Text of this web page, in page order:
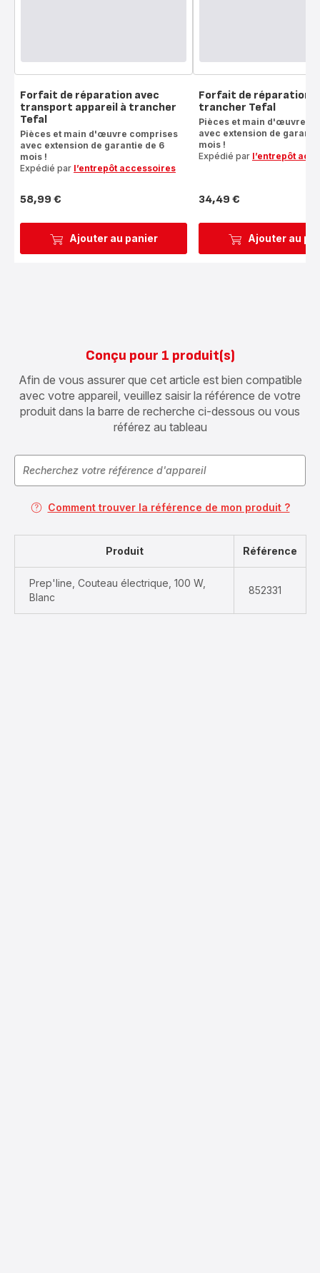
Ajouter au panier
Forfait de réparation avec
transport appareil à trancher
Tefal
Pièces et main d'œuvre comprises
avec extension de garantie de 6
mois !
Expédié par l’entrepôt accessoires
Prix
58,99 €
Ajouter au
Forfait de réparation
trancher Tefal
Pièces et main d'œuvre
avec extension de
mois !
Expédié par l’entrepôt
Prix
34,49 €
Conçu pour 1 produit(s)
Afin de vous assurer que cet article est bien compatible
avec votre appareil, veuillez saisir la référence de votre
produit dans la barre de recherche ci-dessous ou vous
référez au tableau
Comment trouver la référence de mon produit ?
Produit Référence
Prep'line, Couteau électrique, 100 W,
Blanc
852331